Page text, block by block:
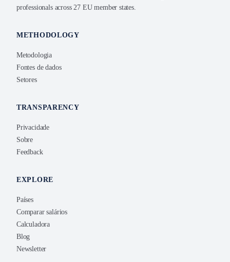
professionals across 27 EU member states.
METHODOLOGY
Metodologia
Fontes de dados
Setores
TRANSPARENCY
Privacidade
Sobre
Feedback
EXPLORE
Países
Comparar salários
Calculadora
Blog
Newsletter